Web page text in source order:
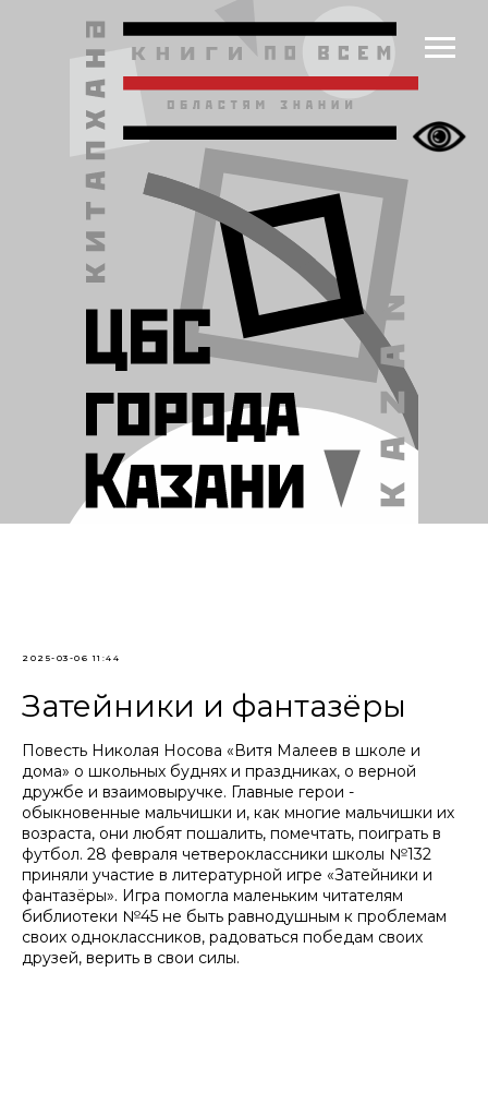
2025-03-06 11:44
Затейники и фантазёры
Повесть Николая Носова «Витя Малеев в школе и
дома» о школьных буднях и праздниках, о верной
дружбе и взаимовыручке. Главные герои -
обыкновенные мальчишки и, как многие мальчишки их
возраста, они любят пошалить, помечтать, поиграть в
футбол. 28 февраля четвероклассники школы №132
приняли участие в литературной игре «Затейники и
фантазёры». Игра помогла маленьким читателям
библиотеки №45 не быть равнодушным к проблемам
своих одноклассников, радоваться победам своих
друзей, верить в свои силы.